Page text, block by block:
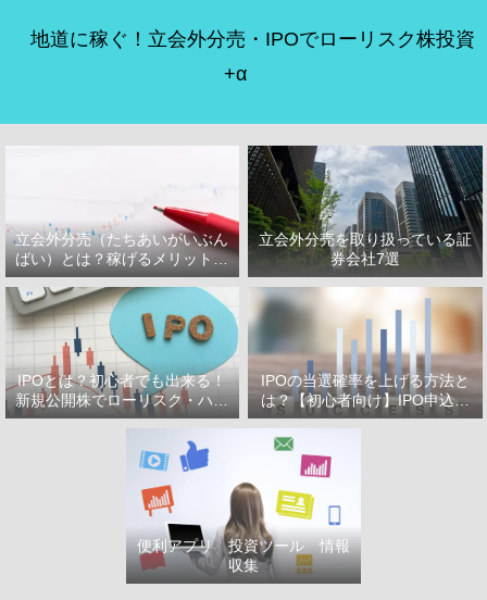
地道に稼ぐ！立会外分売・IPOでローリスク株投資
+α
立会外分売（たちあいがいぶん
ばい）とは？稼げるメリット・
デメリット
立会外分売を取り扱っている証
券会社7選
IPOとは？初心者でも出来る！
新規公開株でローリスク・ハイ
リターン投資をはじめよう！
IPOの当選確率を上げる方法と
は？【初心者向け】IPO申込で
選ぶべき証券会社
便利アプリ 投資ツール 情報
収集